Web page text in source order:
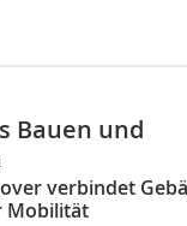
Bauen und
verbindet
Mobilität